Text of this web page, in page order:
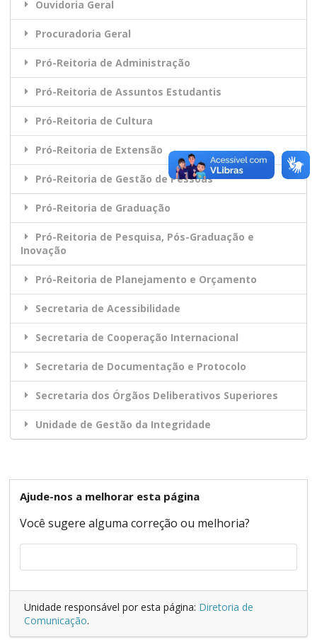
Ouvidoria Geral
Procuradoria Geral
Pró-Reitoria de Administração
Pró-Reitoria de Assuntos Estudantis
Pró-Reitoria de Cultura
Pró-Reitoria de Extensão
Pró-Reitoria de Gestão de Pessoas
Pró-Reitoria de Graduação
Pró-Reitoria de Pesquisa, Pós-Graduação e
Inovação
Pró-Reitoria de Planejamento e Orçamento
Secretaria de Acessibilidade
Secretaria de Cooperação Internacional
Secretaria de Documentação e Protocolo
Secretaria dos Órgãos Deliberativos Superiores
Unidade de Gestão da Integridade
Ajude-nos a melhorar esta página
Você sugere alguma correção ou melhoria?
Unidade responsável por esta página: Diretoria de
Comunicação.